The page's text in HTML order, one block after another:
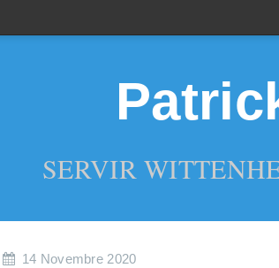
SERVIR
14 Novembre 2020